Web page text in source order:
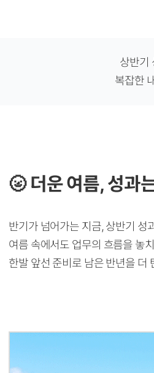
상반기
복잡한
🌝더운 여름,성과
반기가 넘어가는 지금, 상반기 성
여름 속에서도 업무의 흐름을 놓
한발 앞선 준비로 남은 반년을 더